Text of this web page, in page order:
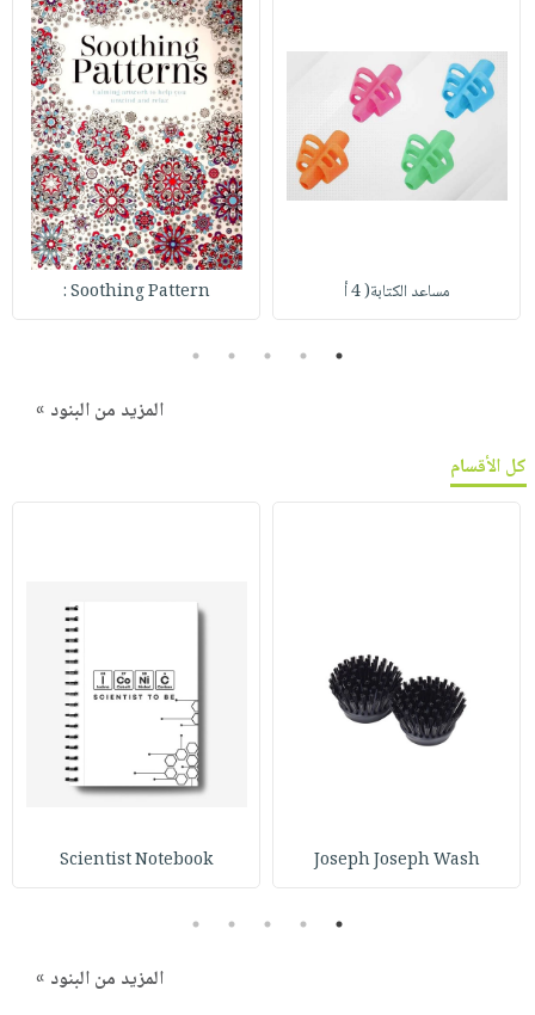
مساعد الكتابة( 4 أ Soothing Pattern :
1
2
3
4
5
المزيد من البنود »
كل الأقسام
Joseph Joseph Wash
Scientist Notebook
1
2
3
4
5
المزيد من البنود »